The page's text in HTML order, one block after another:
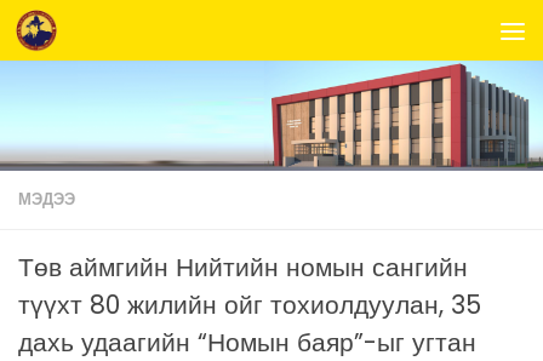
Skip to content
МЭДЭЭ
Төв аймгийн Нийтийн номын сангийн
түүхт 80 жилийн ойг тохиолдуулан, 35
дахь удаагийн “Номын баяр”-ыг угтан